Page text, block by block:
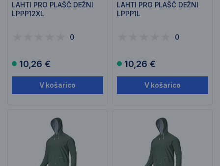
LAHTI PRO PLAŠČ DEŽNI
LPPP12XL
0
10,26 €
V košarico
LAHTI PRO PLAŠČ DEŽNI
LPPP1L
0
10,26 €
V košarico